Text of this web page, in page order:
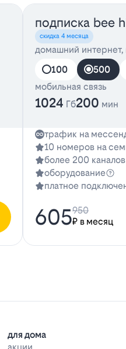
подписка bee
скидка 4 месяца
домашний интернет,
100
500
мобильная связь
1024 Гб200 мин
трафик на
10 номеров на
более 200 каналов
оборудование
платное
605₽ в месяц
950
для дома
акции